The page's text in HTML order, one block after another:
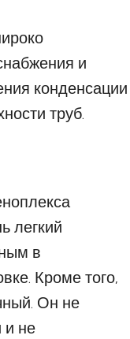
и
конденсации
труб.
легкий
в
Кроме того,
Он не
и не